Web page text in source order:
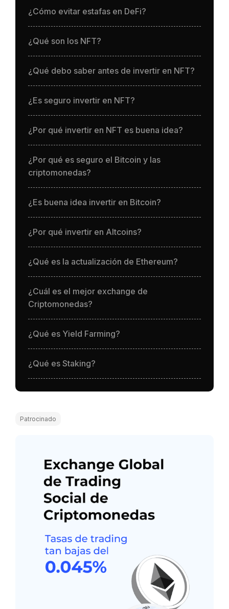
¿Cómo evitar estafas en DeFi?
¿Qué son los NFT?
¿Qué debo saber antes de invertir en NFT?
¿Es seguro invertir en NFT?
¿Por qué invertir en NFT es buena idea?
¿Por qué es seguro el Bitcoin y las
criptomonedas?
¿Es buena idea invertir en Bitcoin?
¿Por qué invertir en Altcoins?
¿Qué es la actualización de Ethereum?
¿Cuál es el mejor exchange de
Criptomonedas?
¿Qué es Yield Farming?
¿Qué es Staking?
Patrocinado